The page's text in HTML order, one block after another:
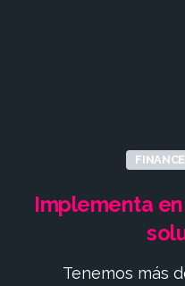
Implementa en
Tenemos más